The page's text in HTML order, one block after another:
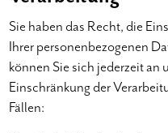
Sie haben das Recht, die
Ihrer personenbezogenen
können Sie sich jederzeit an
Einschränkung der
Fällen: